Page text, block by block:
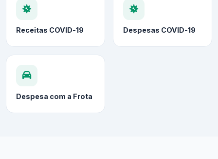
Receitas COVID-19 Despesas COVID-19
Despesa com a Frota